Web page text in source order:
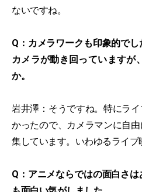
ないですね。
Q：カメラワークも印象的で
カメラが動き回っていますが
か。
岩井澤：そうですね。特にラ
かったので、カメラマンに自
集しています。いわゆるライブ
Q：アニメならではの面白さ